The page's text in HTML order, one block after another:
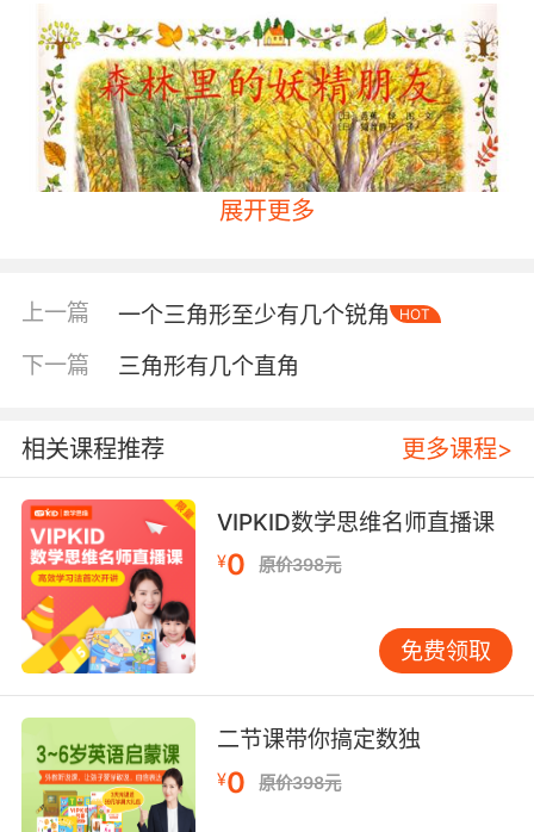
内容简介
姆与莎兰，是无数孩子童年的挚爱。自1989年第
一本“提姆与莎兰”出版以来，几乎每一本“提姆与
莎兰”的推出，都会成为孩子们欢呼雀跃的盛典。
这套绘本还被日本全国图书馆理事会、日本图书
展开更多
上一篇 一个三角形至少有几个锐角 HOT
下一篇 三角形有几个直角
相关课程推荐 更多课程>
VIPKID数学思维名师直播课
¥0 原价398元
免费领取
二节课带你搞定数独
¥0 原价398元